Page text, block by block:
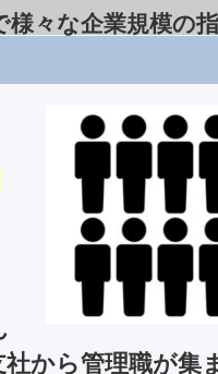
様々な企業規模の
から管理職が集